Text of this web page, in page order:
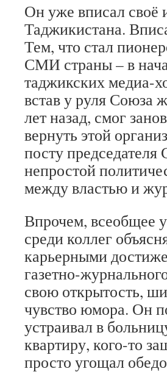
Он уже вписал своё
Таджикистана.
Тем, что стал
СМИ страны – в
таджикских медиа-
встав у руля Союза
лет назад, смог
вернуть этой
посту
непростой
между властью и
Впрочем, всеобщее
среди коллег
карьерными
газетно-
свою открытость,
чувство юмора. Он
устраивал в
квартиру, кого-то
просто угощал